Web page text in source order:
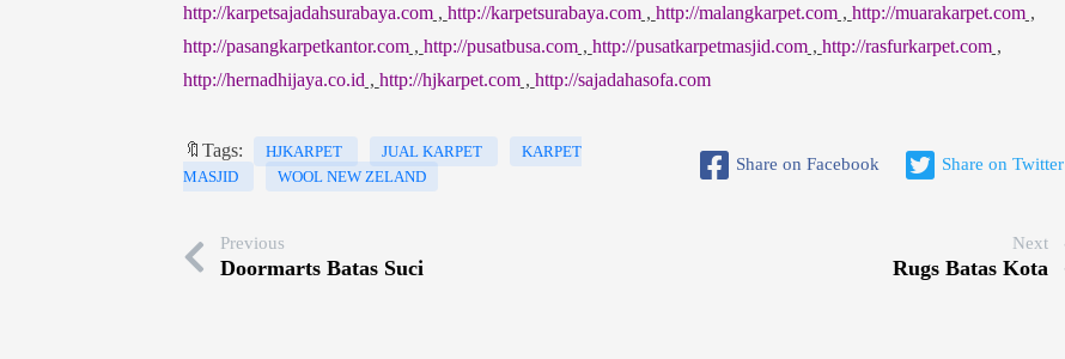
http://karpetsajadahsurabaya.com, http://karpetsurabaya.com, http://malangkarpet.com, http://muarakarpet.com,
http://pasangkarpetkantor.com, http://pusatbusa.com, http://pusatkarpetmasjid.com, http://rasfurkarpet.com,
http://hernadhijaya.co.id , http://hjkarpet.com, http://sajadahasofa.com
🔖Tags: HJKARPET JUAL KARPET
KARPET
MASJID
WOOL NEW ZELAND
Share on Facebook Share on Twitter
Previous
Doormarts Batas Suci
Next
Rugs Batas Kota